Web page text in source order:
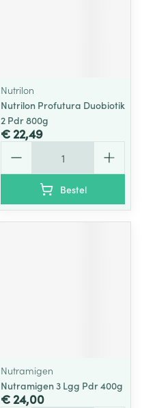
Nutrilon
Nutrilon Profutura Duobiotik
2 Pdr 800g
€ 22,49
Bestel
Nutramigen
Nutramigen 3 Lgg Pdr 400g
€ 24,00